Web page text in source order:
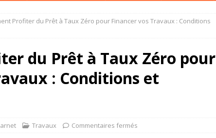
Profiter du Prêt à Taux Zéro pour Financer vos Travaux : Conditions
du Prêt à Taux Zéro pour
: Conditions et
Travaux Commentaires fermés